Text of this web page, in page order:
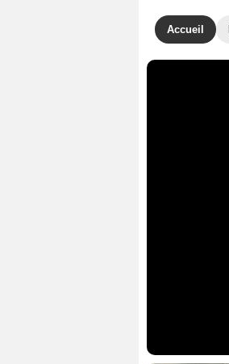
Accueil